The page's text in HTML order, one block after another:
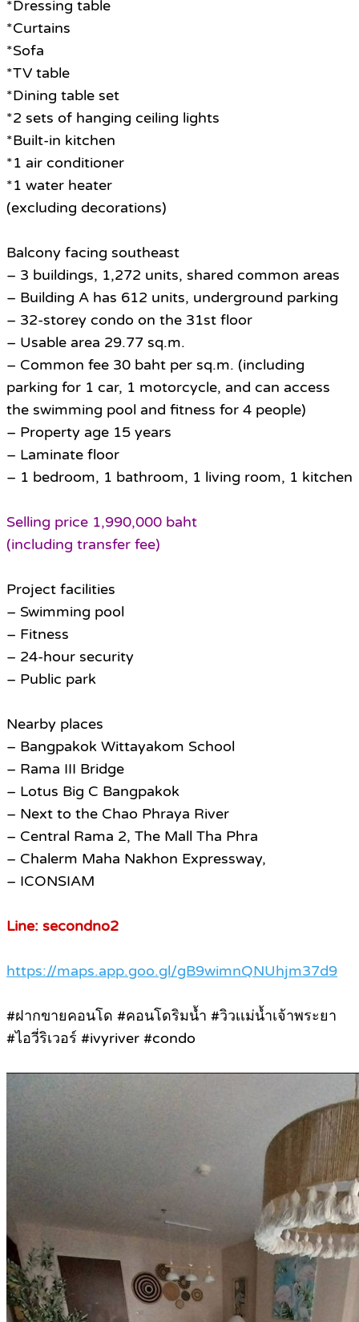
*Dressing table
*Curtains
*Sofa
*TV table
*Dining table set
*2 sets of hanging ceiling lights
*Built-in kitchen
*1 air conditioner
*1 water heater
(excluding decorations)
Balcony facing southeast
– 3 buildings, 1,272 units, shared common areas
– Building A has 612 units, underground parking
– 32-storey condo on the 31st floor
– Usable area 29.77 sq.m.
– Common fee 30 baht per sq.m. (including
parking for 1 car, 1 motorcycle, and can access
the swimming pool and fitness for 4 people)
– Property age 15 years
– Laminate floor
– 1 bedroom, 1 bathroom, 1 living room, 1 kitchen
Selling price 1,990,000 baht
(including transfer fee)
Project facilities
– Swimming pool
– Fitness
– 24-hour security
– Public park
Nearby places
– Bangpakok Wittayakom School
– Rama III Bridge
– Lotus Big C Bangpakok
– Next to the Chao Phraya River
– Central Rama 2, The Mall Tha Phra
– Chalerm Maha Nakhon Expressway,
– ICONSIAM
Line: secondno2
https://maps.app.goo.gl/gB9wimnQNUhjm37d9
#ฝากขายคอนโด #คอนโดริมน้ำ #วิวเเม่น้ำเจ้าพระยา
#ไอวี่ริเวอร์ #ivyriver #condo